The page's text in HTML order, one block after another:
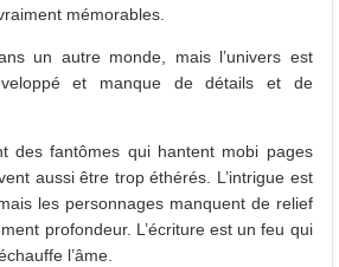
mémorables.
un autre monde, mais l’univers est
et manque de détails et de
des fantômes qui hantent mobi pages
aussi être trop éthérés. L’intrigue est
les personnages manquent de relief
profondeur. L’écriture est un feu qui
l’âme.